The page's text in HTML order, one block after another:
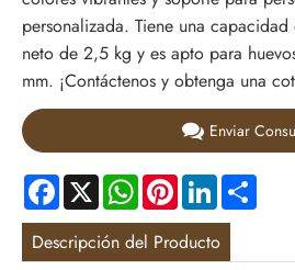
personalizada. Tiene una
neto de 2,5 kg y es apto para
mm. ¡Contáctenos y obtenga una
Enviar
Facebook
X WhatsApp
PinterestLinkedIn
Descripción del Producto